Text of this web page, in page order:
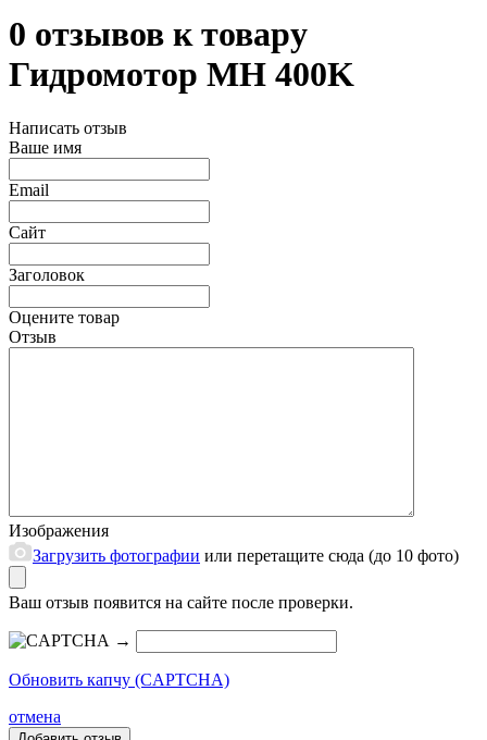
0 отзывов к товару
Гидромотор MH 400K
Написать отзыв
Ваше имя
Email
Сайт
Заголовок
Оцените товар
Отзыв
Изображения
Загрузить фотографии или перетащите сюда (до 10 фото)
Ваш отзыв появится на сайте после проверки.
→
Обновить капчу (CAPTCHA)
отмена